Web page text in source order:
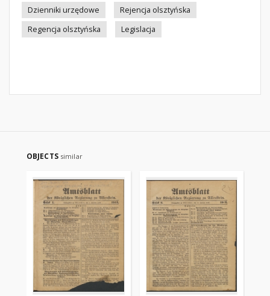
Dzienniki urzędowe
Rejencja olsztyńska
Regencja olsztyńska
Legislacja
OBJECTS similar